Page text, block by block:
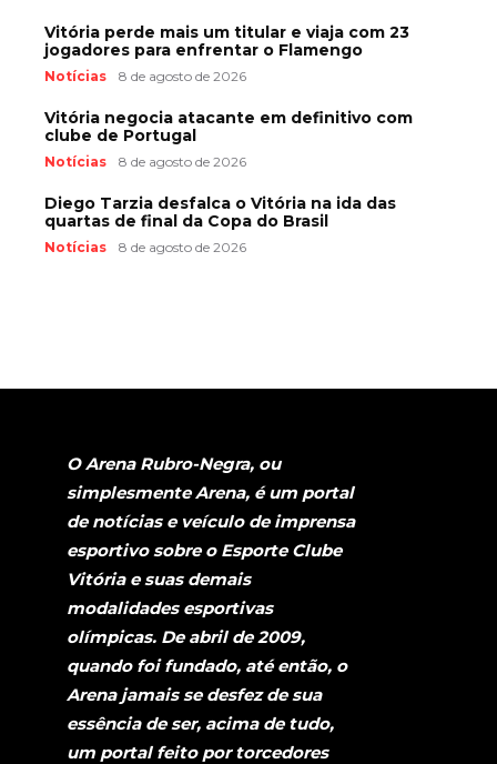
Vitória perde mais um titular e viaja com 23
jogadores para enfrentar o Flamengo
Notícias 8 de agosto de 2026
Vitória negocia atacante em definitivo com
clube de Portugal
Notícias 8 de agosto de 2026
Diego Tarzia desfalca o Vitória na ida das
quartas de final da Copa do Brasil
Notícias 8 de agosto de 2026
O Arena Rubro-Negra, ou
simplesmente Arena, é um portal
de notícias e veículo de imprensa
esportivo sobre o Esporte Clube
Vitória e suas demais
modalidades esportivas
olímpicas. De abril de 2009,
quando foi fundado, até então, o
Arena jamais se desfez de sua
essência de ser, acima de tudo,
um portal feito por torcedores